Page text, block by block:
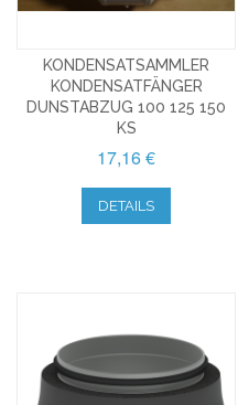
KONDENSATSAMMLER
KONDENSATFÄNGER
DUNSTABZUG 100 125 150
KS
17,16 €
DETAILS